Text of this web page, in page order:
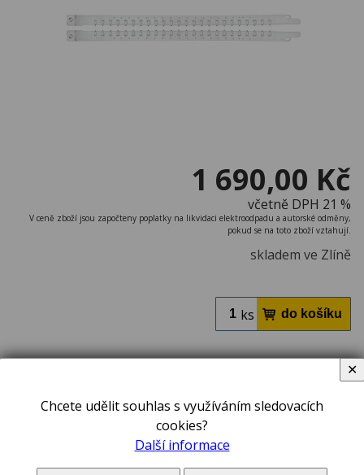
1 690,00 Kč
včetně DPH 21 %
V ceně zboží jsou započteny poplatky na likvidaci elektroodpadu a autorské odměny,
pokud se na toto zboží vztahují.
skladem ve Zlíně
ks
Chcete udělit souhlas s využíváním sledovacích
cookies?
Další informace
✕